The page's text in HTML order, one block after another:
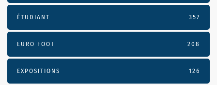
ÉTUDIANT 357
EURO FOOT 208
EXPOSITIONS 126